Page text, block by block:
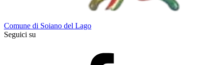
Comune di Soiano del Lago
Seguici su